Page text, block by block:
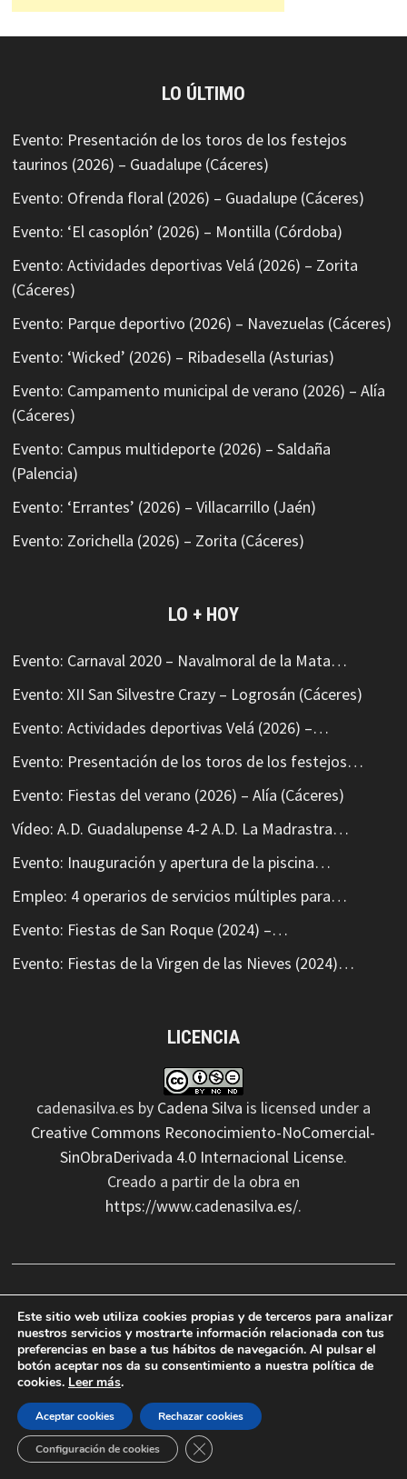
LO ÚLTIMO
Evento: Presentación de los toros de los festejos
taurinos (2026) – Guadalupe (Cáceres)
Evento: Ofrenda floral (2026) – Guadalupe (Cáceres)
Evento: ‘El casoplón’ (2026) – Montilla (Córdoba)
Evento: Actividades deportivas Velá (2026) – Zorita
(Cáceres)
Evento: Parque deportivo (2026) – Navezuelas (Cáceres)
Evento: ‘Wicked’ (2026) – Ribadesella (Asturias)
Evento: Campamento municipal de verano (2026) – Alía
(Cáceres)
Evento: Campus multideporte (2026) – Saldaña
(Palencia)
Evento: ‘Errantes’ (2026) – Villacarrillo (Jaén)
Evento: Zorichella (2026) – Zorita (Cáceres)
LO + HOY
Evento: Carnaval 2020 – Navalmoral de la Mata…
Evento: XII San Silvestre Crazy – Logrosán (Cáceres)
Evento: Actividades deportivas Velá (2026) –…
Evento: Presentación de los toros de los festejos…
Evento: Fiestas del verano (2026) – Alía (Cáceres)
Vídeo: A.D. Guadalupense 4-2 A.D. La Madrastra…
Evento: Inauguración y apertura de la piscina…
Empleo: 4 operarios de servicios múltiples para…
Evento: Fiestas de San Roque (2024) –…
Evento: Fiestas de la Virgen de las Nieves (2024)…
LICENCIA
cadenasilva.es by Cadena Silva is licensed under a
Creative Commons Reconocimiento-NoComercial-
SinObraDerivada 4.0 Internacional License.
Creado a partir de la obra en
https://www.cadenasilva.es/.
Esta plataforma se excluye de responsabilidad sobre las
imágenes expuestas (copyright) que nos cedan los
ayuntamientos, artistas, usuarios y etc. Todas las
imágenes de esta web están a disposición gratuita y
pública en internet o físicamente.
No nos hacemos responsables de las erratas
Este sitio web utiliza cookies propias y de terceros para analizar
nuestros servicios y mostrarte información relacionada con tus
preferencias en base a tus hábitos de navegación. Al pulsar el
botón aceptar nos da su consentimiento a nuestra política de
cookies. Leer más.
Aceptar cookies Rechazar cookies
Configuración de cookies CERRAR EL BANNER DE